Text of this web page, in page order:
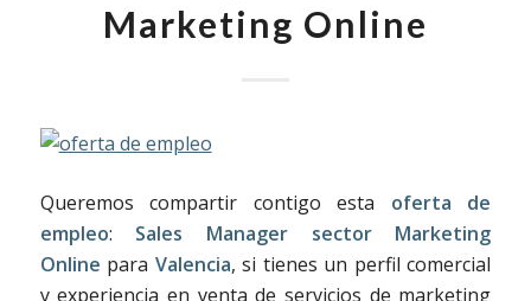
Marketing Online
Queremos compartir contigo esta oferta de
empleo: Sales Manager sector Marketing
Online para Valencia, si tienes un perfil comercial
y experiencia en venta de servicios de marketing